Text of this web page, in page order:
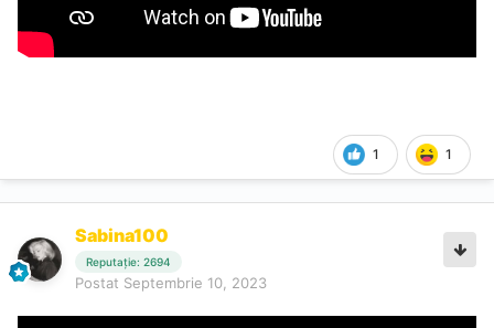
1 1
Sabina100
Reputație: 2694
Postat Septembrie 10, 2023